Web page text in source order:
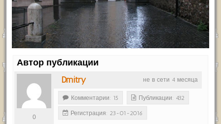
Автор публикации
не в сети 4 месяца
Dmitry
0
Комментарии: 15 Публикации: 432
Регистрация: 23-01-2016